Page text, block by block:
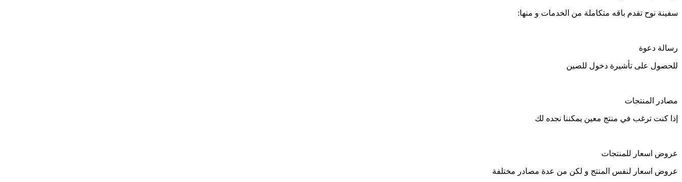
سفينة نوح تقدم باقه متكاملة من الخدمات و منها:
رسالة دعوة
للحصول على تأشيرة دخول للصين
مصادر المنتجات
إذا كنت ترغب في منتج معين يمكننا نجده لك
عروض اسعار للمنتجات
عروض اسعار لنفس المنتج و لكن من عدة مصادر مختلفة